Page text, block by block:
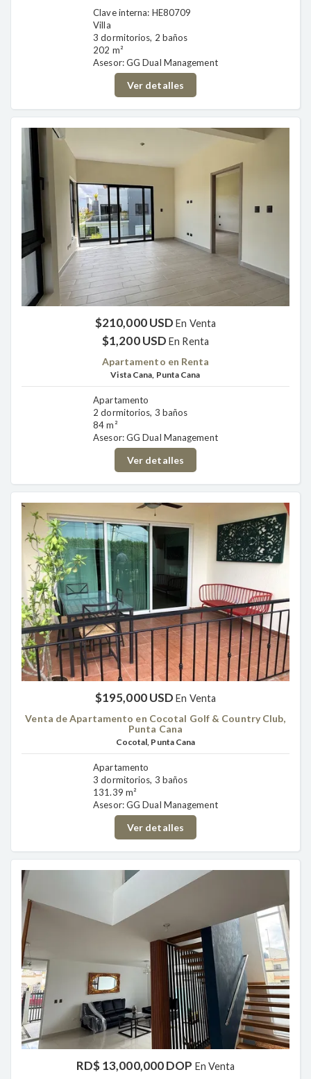
Clave interna: HE80709
Villa
3 dormitorios, 2 baños
202 m²
Asesor: GG Dual Management
Ver detalles
$210,000 USDEn Venta
$1,200 USDEn Renta
Apartamento en Renta
Vista Cana, Punta Cana
Apartamento
2 dormitorios, 3 baños
84 m²
Asesor: GG Dual Management
Ver detalles
$195,000 USDEn Venta
Venta de Apartamento en Cocotal Golf & Country Club,
Punta Cana
Cocotal, Punta Cana
Apartamento
3 dormitorios, 3 baños
131.39 m²
Asesor: GG Dual Management
Ver detalles
RD$ 13,000,000 DOP En Venta